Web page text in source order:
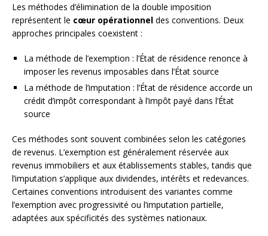
Les méthodes d’élimination de la double imposition
représentent le cœur opérationnel des conventions. Deux
approches principales coexistent :
La méthode de l’exemption : l’État de résidence renonce à
imposer les revenus imposables dans l’État source
La méthode de l’imputation : l’État de résidence accorde un
crédit d’impôt correspondant à l’impôt payé dans l’État
source
Ces méthodes sont souvent combinées selon les catégories
de revenus. L’exemption est généralement réservée aux
revenus immobiliers et aux établissements stables, tandis que
l’imputation s’applique aux dividendes, intérêts et redevances.
Certaines conventions introduisent des variantes comme
l’exemption avec progressivité ou l’imputation partielle,
adaptées aux spécificités des systèmes nationaux.